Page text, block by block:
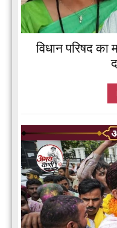
विधान परिषद का